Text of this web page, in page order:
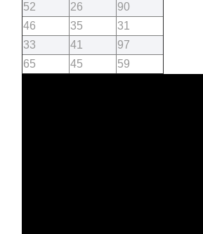
52
26
90
46
35
31
33
41
97
65
45 59